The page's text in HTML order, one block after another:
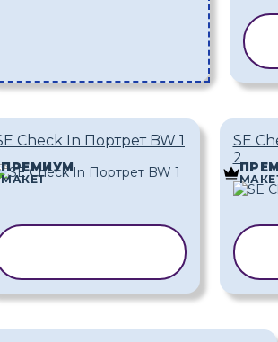
Check In Портрет BW 1
ПРЕМИУМ
МАКЕТ
SE
2